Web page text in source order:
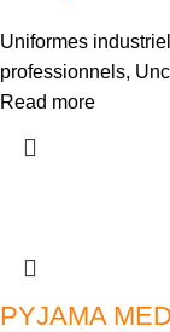
Uniformes
professionnels,
Read more
PYJAMA